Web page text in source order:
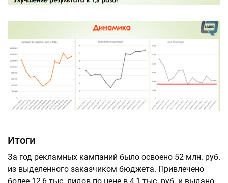
Итоги
За год рекламных кампаний было освоено 52 млн. руб.
из выделенного заказчиком бюджета. Привлечено